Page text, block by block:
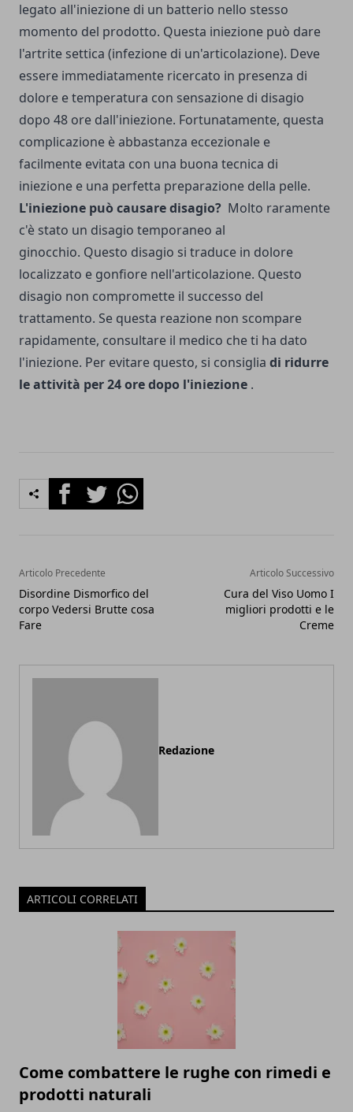
legato all'iniezione di un batterio nello stesso
momento del prodotto. Questa iniezione può dare
l'artrite settica (infezione di un'articolazione). Deve
essere immediatamente ricercato in presenza di
dolore e temperatura con sensazione di disagio
dopo 48 ore dall'iniezione. Fortunatamente, questa
complicazione è abbastanza eccezionale e
facilmente evitata con una buona tecnica di
iniezione e una perfetta preparazione della pelle.
L'iniezione può causare disagio? Molto raramente
c'è stato un disagio temporaneo al
ginocchio. Questo disagio si traduce in dolore
localizzato e gonfiore nell'articolazione. Questo
disagio non compromette il successo del
trattamento. Se questa reazione non scompare
rapidamente, consultare il medico che ti ha dato
l'iniezione. Per evitare questo, si consiglia di ridurre
le attività per 24 ore dopo l'iniezione .
FacebookTwitterWhatsapp
Articolo Precedente
Disordine Dismorfico del
corpo Vedersi Brutte cosa
Fare
Articolo Successivo
Cura del Viso Uomo I
migliori prodotti e le
Creme
Redazione
ARTICOLI CORRELATI
Come combattere le rughe con rimedi e
prodotti naturali